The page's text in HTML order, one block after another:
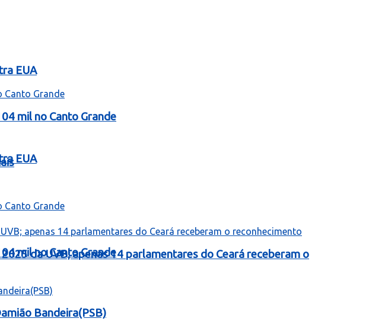
EUA
mil no Canto Grande
EUA
mil no Canto Grande
da UVB; apenas 14 parlamentares do Ceará receberam o
Bandeira(PSB)